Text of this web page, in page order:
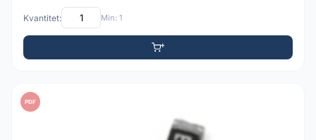
Kvantitet: Min: 1
PDF